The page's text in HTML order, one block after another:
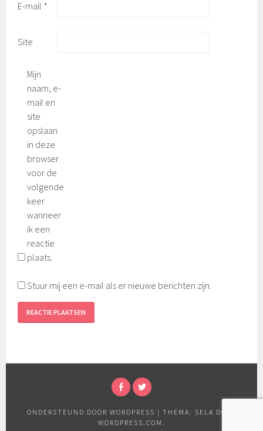
E-mail *
Site
Mijn
naam, e-
mail en
site
opslaan
in deze
browser
voor de
volgende
keer
wanneer
ik een
reactie
plaats.
Stuur mij een e-mail als er nieuwe berichten zijn.
ONDERSTEUND DOOR WORDPRESS | THEMA: SELA DOOR
WORDPRESS.COM .